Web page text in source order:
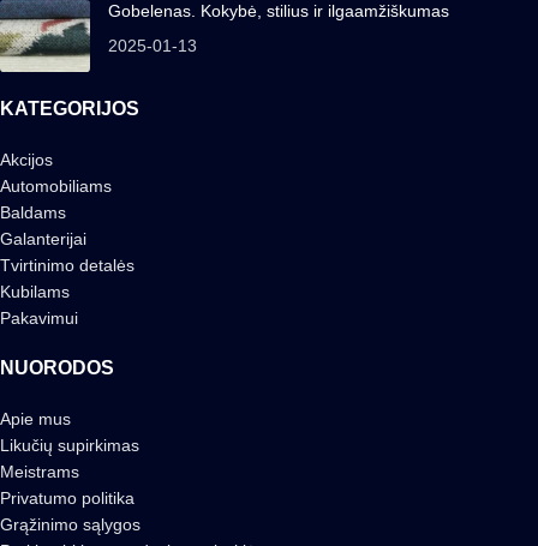
Gobelenas. Kokybė, stilius ir ilgaamžiškumas
2025-01-13
KATEGORIJOS
Akcijos
Automobiliams
Baldams
Galanterijai
Tvirtinimo detalės
Kubilams
Pakavimui
NUORODOS
Apie mus
Likučių supirkimas
Meistrams
Privatumo politika
Grąžinimo sąlygos